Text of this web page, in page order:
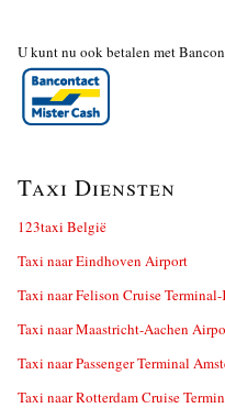
U kunt nu ook betalen met
Taxi Diensten
123taxi België
Taxi naar Eindhoven Airport
Taxi naar Felison Cruise
Taxi naar Maastricht-Aachen
Taxi naar Passenger Terminal
Taxi naar Rotterdam Cruise